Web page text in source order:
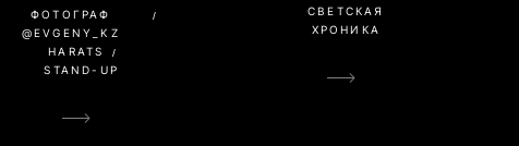
ФОТОГРАФ
@EVGENY_KZ
HARATS
STAND-UP
СВЕТСКАЯ
ХРОНИКА